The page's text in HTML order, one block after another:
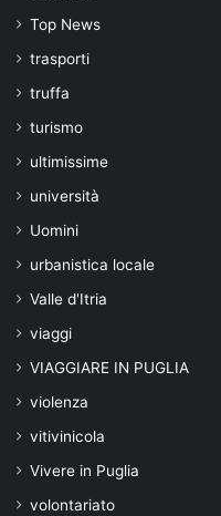
Top News
trasporti
truffa
turismo
ultimissime
università
Uomini
urbanistica locale
Valle d'Itria
viaggi
VIAGGIARE IN PUGLIA
violenza
vitivinicola
Vivere in Puglia
volontariato